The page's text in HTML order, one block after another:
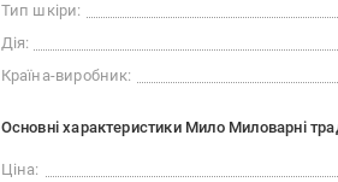
Тип шкіри:
Дія:
Країна-виробник:
Основні характеристики Мило Миловарні
Ціна: